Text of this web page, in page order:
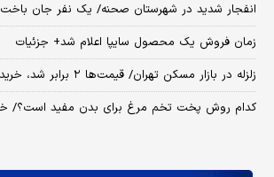
انفجار شدید در شهرستان صحنه/ یک نفر جان باخت
زمان فروش یک محصول سایپا اعلام شد+ جزئیات
زلزله در بازار مسکن تهران/ قیمت‌ها ۲ برابر شد، خریدار ناپدید شد
کدام روش پخت تخم مرغ برای بدن مفید است؟/